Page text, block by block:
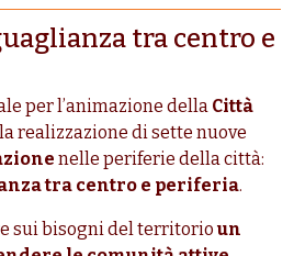
tra centro e
per l’animazione della Città
realizzazione di sette nuove
nelle periferie della città:
tra centro e periferia.
sui bisogni del territorio un